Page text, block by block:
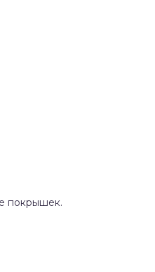
покрышек.